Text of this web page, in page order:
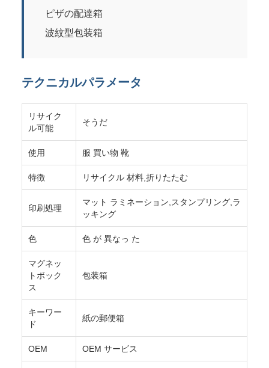
ピザの配達箱
波紋型包装箱
テクニカルパラメータ
リサイク
ル可能
そうだ
使用 服 買い物 靴
特徴 リサイクル 材料,折りたたむ
印刷処理
マット ラミネーション,スタンプリング,ラ
ッキング
色 色 が 異なっ た
マグネッ
トボック
ス
包装箱
キーワー
ド
紙の郵便箱
OEM OEM サービス